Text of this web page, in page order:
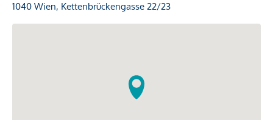
1040 Wien, Kettenbrückengasse 22/23